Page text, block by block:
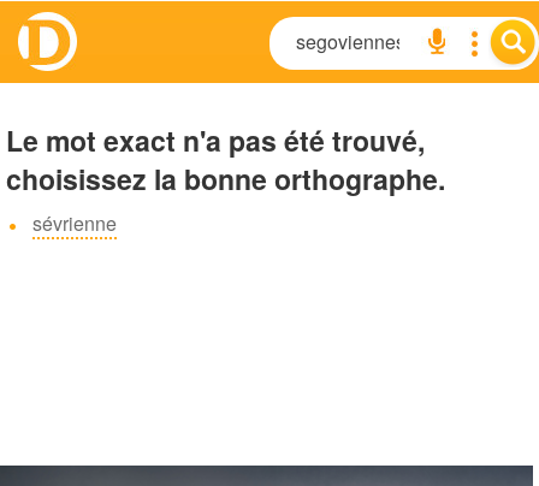
Le mot exact n'a pas été trouvé,
choisissez la bonne orthographe.
sévrienne